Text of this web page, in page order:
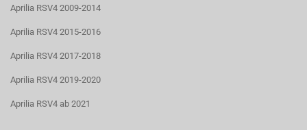
Aprilia RSV4 2009-2014
Aprilia RSV4 2015-2016
Aprilia RSV4 2017-2018
Aprilia RSV4 2019-2020
Aprilia RSV4 ab 2021